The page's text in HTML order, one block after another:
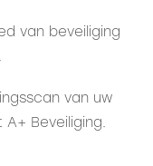
van beveiliging
van uw
Beveiliging.